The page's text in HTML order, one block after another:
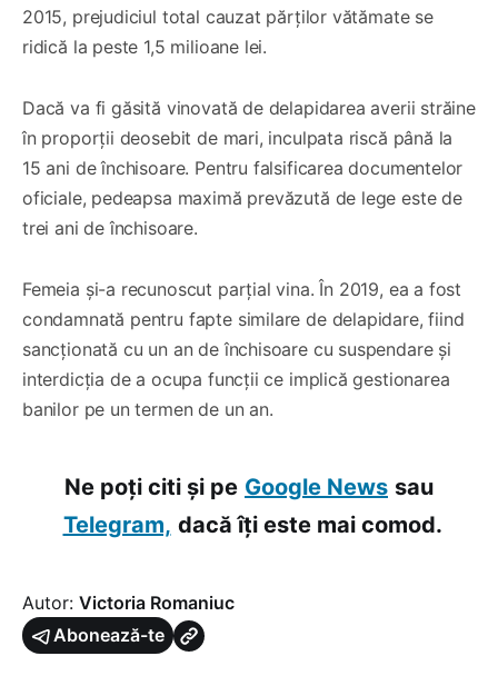
2015, prejudiciul total cauzat părților vătămate se
ridică la peste 1,5 milioane lei.
Dacă va fi găsită vinovată de delapidarea averii străine
în proporții deosebit de mari, inculpata riscă până la
15 ani de închisoare. Pentru falsificarea documentelor
oficiale, pedeapsa maximă prevăzută de lege este de
trei ani de închisoare.
Femeia și-a recunoscut parțial vina. În 2019, ea a fost
condamnată pentru fapte similare de delapidare, fiind
sancționată cu un an de închisoare cu suspendare și
interdicția de a ocupa funcții ce implică gestionarea
banilor pe un termen de un an.
Ne poți citi și pe Google News sau
Telegram, dacă îți este mai comod.
Autor: Victoria Romaniuc
Abonează-te